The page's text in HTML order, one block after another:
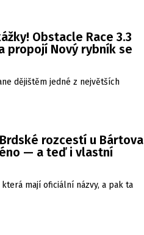
Obstacle Race 3.3
propojí Nový rybník se
dějištěm jedné z největších
rozcestí u Bártova
— a teď i vlastní
mají oficiální názvy, a pak ta